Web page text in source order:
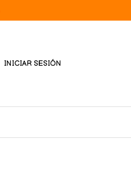
INICIAR SESIÓN